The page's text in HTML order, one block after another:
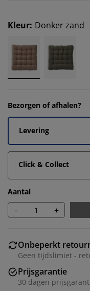
Kleur: Donker zand
Bezorgen of afhalen?
Levering
Click & Collect
Aantal
- +
Onbeperkt
Geen tijdslimiet -
Prijsgarantie
30 dagen